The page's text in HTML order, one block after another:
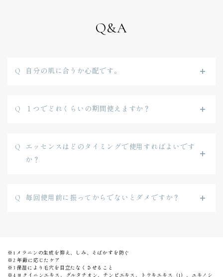
Q&A
自分の肌に合うか心配です。
１つでどれくらいの期間使えますか？
エッセンスはどのタイミングで使用すればよいです
か？
毎回使用前に振ってからでないとダメですか？
※1 メラニンの生成を抑え、しみ、そばかすを防ぐ
※2 年齢に応じたケア
※3 保湿により毛穴を目立たなくさせること
※4 ヨクイニンエキス、グルタチオン、チンピエキス、トウキエキス（1）、ユキノシ